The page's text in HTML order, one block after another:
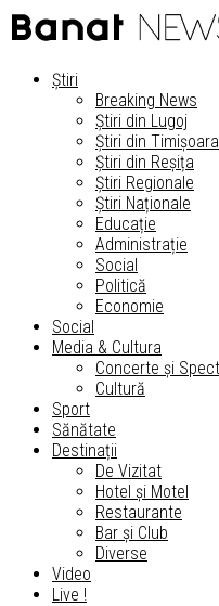
Știri
Breaking News
Știri din Lugoj
Știri din Timișoara
Știri din Reșița
Știri Regionale
Știri Naționale
Educație
Administrație
Social
Politică
Economie
Social
Media & Cultura
Concerte și
Cultură
Sport
Sănătate
Destinații
De Vizitat
Hotel și Motel
Restaurante
Bar și Club
Diverse
Video
Live !